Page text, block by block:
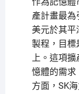
產計畫最
美元於其平
製程，目標
上。這項
憶體的需求
方面，SK